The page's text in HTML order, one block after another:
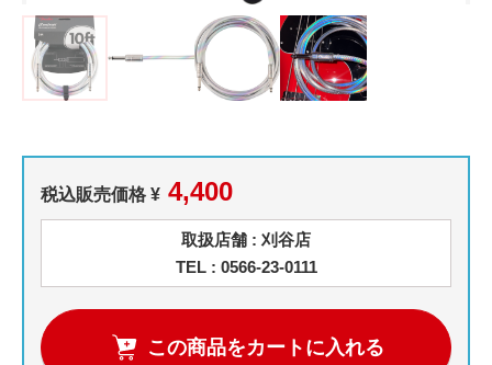
税込販売価格 ¥ 4,400
取扱店舗 : 刈谷店
TEL : 0566-23-0111
この商品をカートに入れる